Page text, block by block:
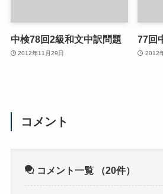
中検78回2級和文中訳問題
2012年11月29日
77回
2012
コメント
コメント一覧 （20件）